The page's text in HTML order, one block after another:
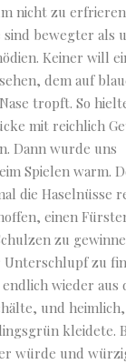
nicht zu
bewegter als
Keiner will
dem auf
tropft. So
mit reichlich
Dann wurde uns
Spielen warm.
die Haselnüsse
einen
zu
zu
endlich wieder aus
und
kleidete.
würde und